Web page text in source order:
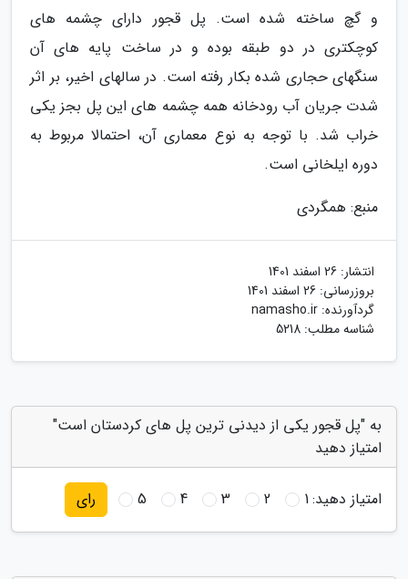
و گچ ساخته شده است. پل قجور دارای چشمه های
کوچکتری در دو طبقه بوده و در ساخت پایه های آن
سنگهای حجاری شده بکار رفته است. در سالهای اخیر، بر اثر
شدت جریان آب رودخانه همه چشمه های این پل بجز یکی
خراب شد. با توجه به نوع معماری آن، احتمالا مربوط به
دوره ایلخانی است.
منبع: همگردی
انتشار: 26 اسفند 1401
بروزرسانی: 26 اسفند 1401
گردآورنده: namasho.ir
شناسه مطلب: 5218
به "پل قجور یکی از دیدنی ترین پل های کردستان است"
امتیاز دهید
امتیاز دهید:1
2
3
4
5 رای